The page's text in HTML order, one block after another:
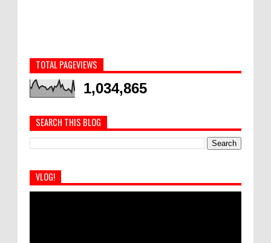
TOTAL PAGEVIEWS
1,034,865
SEARCH THIS BLOG
VLOG!